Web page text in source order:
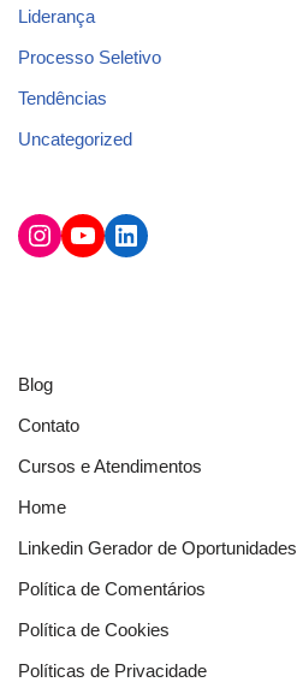
Liderança
Processo Seletivo
Tendências
Uncategorized
Blog
Contato
Cursos e Atendimentos
Home
Linkedin Gerador de Oportunidades
Política de Comentários
Política de Cookies
Políticas de Privacidade